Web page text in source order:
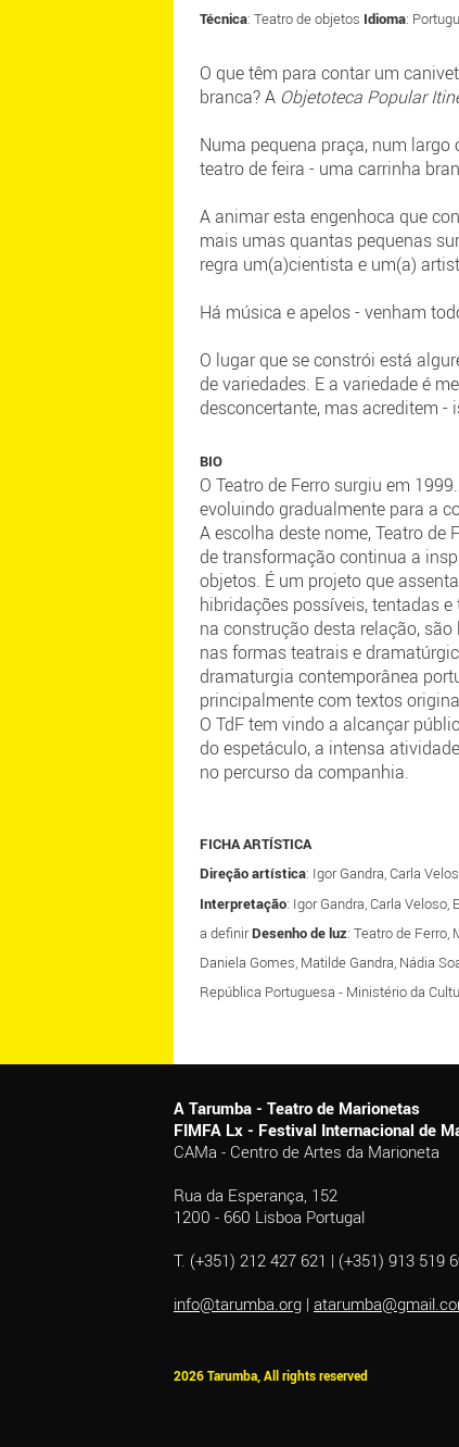
Técnica: Teatro de objetos Idioma:
O que têm para contar um
branca? A Objetoteca Popular
Numa pequena praça, num
teatro de feira - uma carrinha
A animar esta engenhoca que
mais umas quantas pequenas
regra um(a)cientista e um(a)
Há música e apelos - venham
O lugar que se constrói está
de variedades. E a variedade é
desconcertante, mas acreditem -
BIO
O Teatro de Ferro surgiu em
evoluindo gradualmente para a
A escolha deste nome, Teatro
de transformação continua a
objetos. É um projeto que
hibridações possíveis, tentadas
na construção desta relação,
nas formas teatrais e
dramaturgia contemporânea
principalmente com textos
O TdF tem vindo a alcançar
do espetáculo, a intensa
no percurso da companhia.
FICHA ARTÍSTICA
Direção artística: Igor Gandra, Carla
Interpretação: Igor Gandra, Carla
a definirDesenho de luz: Teatro de Ferro,
Daniela Gomes, Matilde Gandra, Nádia
República Portuguesa - Ministério da
A Tarumba - Teatro de Marionetas
FIMFA Lx - Festival Internacional de
CAMa - Centro de Artes da Marioneta
Rua da Esperança, 152
1200 - 660 Lisboa Portugal
T. (+351) 212 427 621 | (+351) 913 519
info@tarumba.org |
2026 Tarumba, All rights reserved